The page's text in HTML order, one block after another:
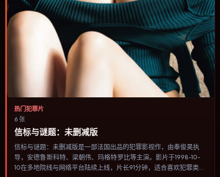
热门犯罪片
6 张
信标与谜题：未删减版
信标与谜题：未删减版是一部法国出品的犯罪影视作，由奉俊昊执
导，安德鲁·斯科特、梁朝伟、玛格特·罗比等主演。影片于1998-10-
10在多地院线与网络平台陆续上线，片长91分钟，适合喜欢犯罪类